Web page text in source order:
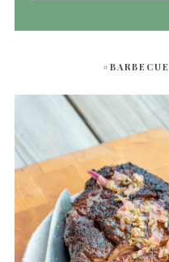
#BARBECUE